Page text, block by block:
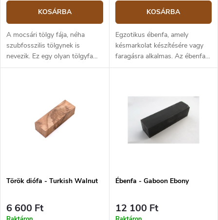
KOSÁRBA
A mocsári tölgy fája, néha
szubfosszilis tölgynek is
nevezik. Ez egy olyan tölgyfa
fája, amely több száz vagy néha
oxigéntartalma idővel megvédte
a fát a korhadástól, míg az
alatta lévő tőzeg savas
fokozatosan jellegzetes
színt adtak a fának. A fa
alkalmas késnyelek készítésére
KOSÁRBA
Egzotikus ébenfa, amely
késmarkolat készítésére vagy
faragásra alkalmas. Az ébenfa
rendkívül kemény és nehéz,
viszonylag nehezen
megmunkálható. Magas
fényűre polírozható.
Török ​​diófa - Turkish Walnut
6 600 Ft
Ébenfa - Gaboon Ebony
12 100 Ft